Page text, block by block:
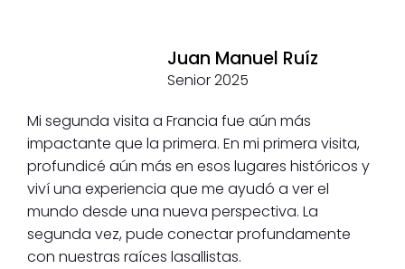
Juan Manuel Ruíz
Senior 2025
Mi segunda visita a Francia fue aún más
impactante que la primera. En mi primera visita,
profundicé aún más en esos lugares históricos y
viví una experiencia que me ayudó a ver el
mundo desde una nueva perspectiva. La
segunda vez, pude conectar profundamente
con nuestras raíces lasallistas.